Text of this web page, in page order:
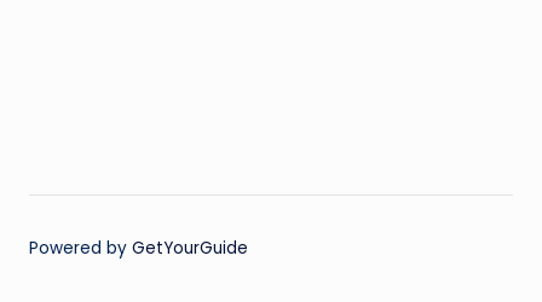
Powered by GetYourGuide